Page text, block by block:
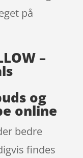
på
–
og
online
bedre
findes